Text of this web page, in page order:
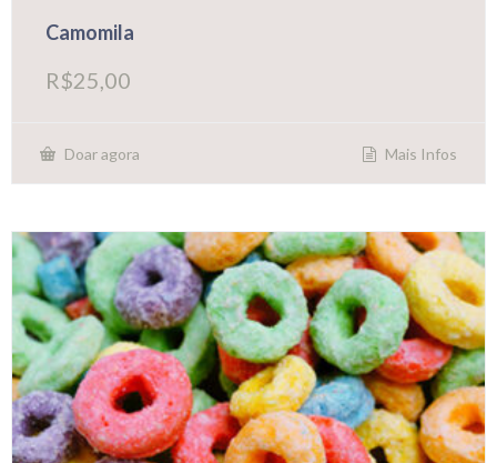
Camomila
R$25,00
Doar agora Mais Infos